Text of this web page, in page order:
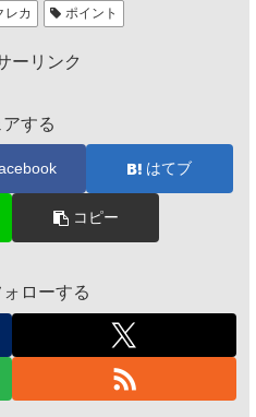
レカ ポイント
ーリンク
アする
はてブ
コピー
ローする